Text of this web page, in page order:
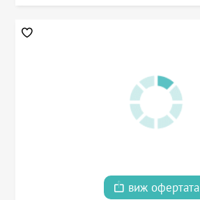
виж офертата